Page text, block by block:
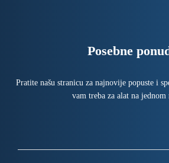
Posebne
Pratite našu stranicu za najnovije popuste i
vam treba za alat na jednom